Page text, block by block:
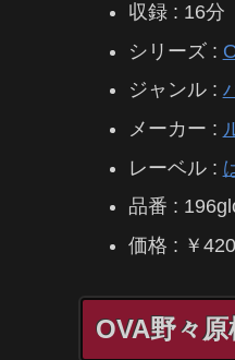
収録 : 16分
シリーズ :
ジャンル :
メーカー :
レーベル :
品番 :
価格 : ￥
OVA野々